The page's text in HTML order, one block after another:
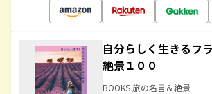
自分らしく生きるフ
絶景１００
BOOKS 旅の名言＆絶景